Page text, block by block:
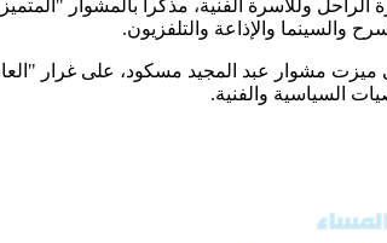
وللأسرة الفنية، مذكراً بالمشوار
والسينما والإذاعة والتلفزيون.
ميزت مشوار عبد المجيد مسكود، على غرار